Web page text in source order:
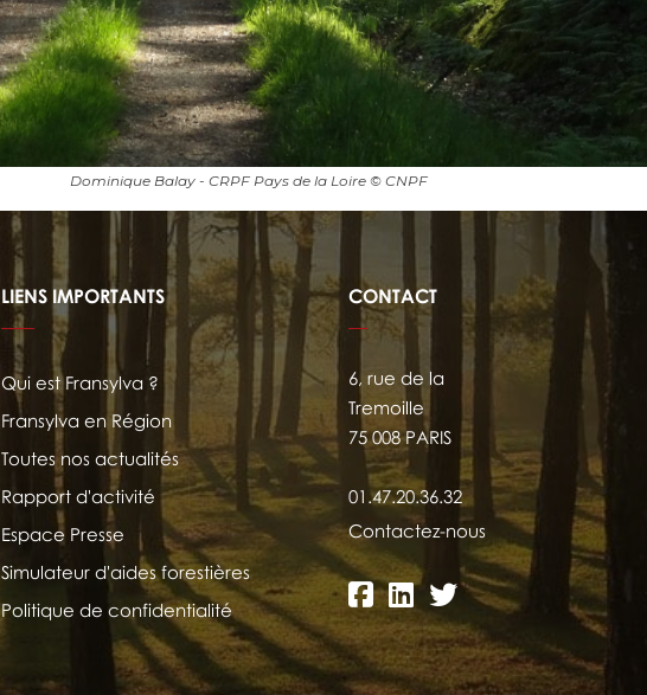
Dominique Balay - CRPF Pays de la Loire © CNPF
LIENS IMPORTANTS
Qui est Fransylva ?
Fransylva en Région
Toutes nos actualités
Rapport d'activité
Espace Presse
Simulateur d'aides forestières
Politique de confidentialité
CONTACT
6, rue de la
Tremoille
75 008 PARIS
01.47.20.36.32
Contactez-nous